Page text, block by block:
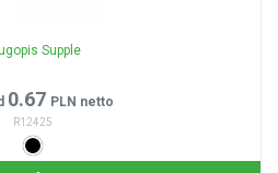
Supple
0.67 PLN netto
R12425